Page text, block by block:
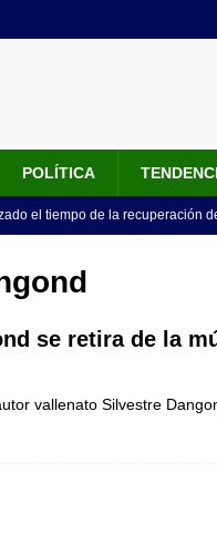
POLÍTICA
el tiempo de la recuperación
la Espriella ya es presidente de
LO ÚLTIMO
en el Cantón Pichincha
se retira de la
vallenato Silvestre